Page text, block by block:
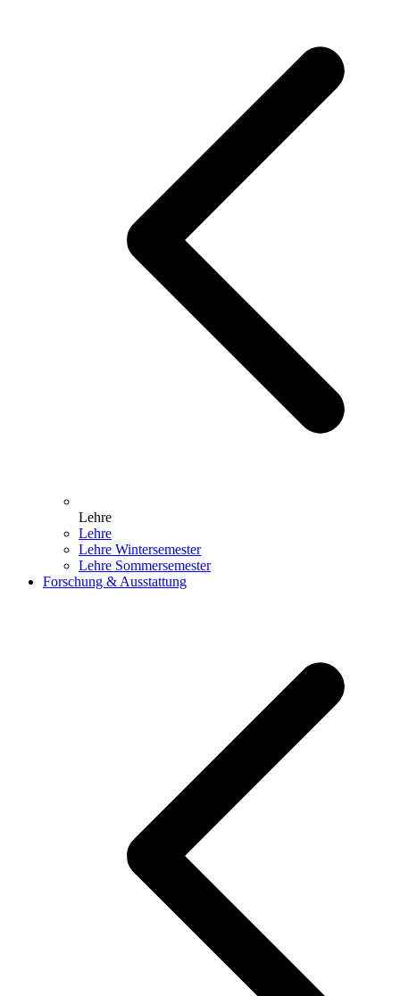
Lehre
Lehre
Lehre Wintersemester
Lehre Sommersemester
Forschung & Ausstattung